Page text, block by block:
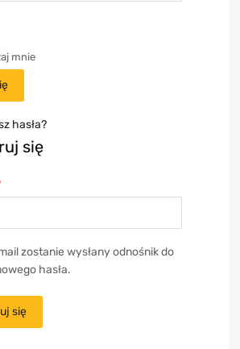
mnie
hasła?
się
zostanie wysłany odnośnik do
hasła.
się